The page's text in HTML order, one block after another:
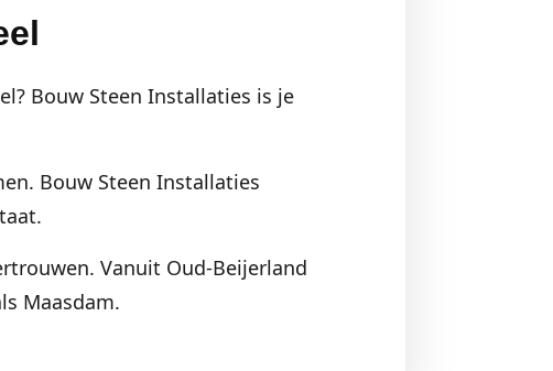
Bouw Steen Installaties is je
Bouw Steen Installaties
Vanuit Oud-Beijerland
Maasdam.